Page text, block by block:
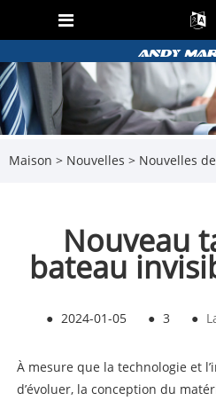
Maison > Nouvelles > Nouvelles
Nouveau
bateau
● 2024-01-05 ● 3 ●
À mesure que la technologie et
d’évoluer, la conception du